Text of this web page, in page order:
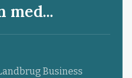
med...
Business